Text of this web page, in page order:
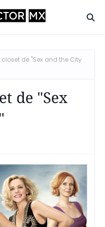
de "Sex and the City
de "Sex